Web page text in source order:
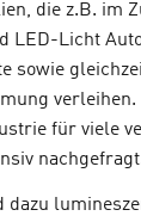
die z.B. im
LED-Licht
sowie
für viele
dazu